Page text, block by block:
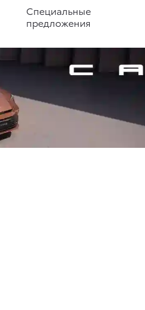
Специальные
предложения